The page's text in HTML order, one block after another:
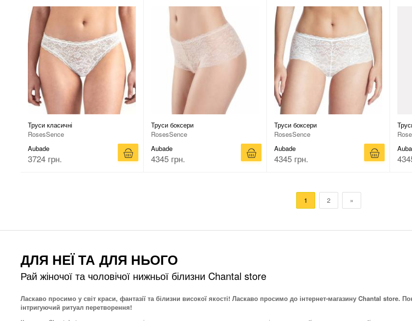
Труси класичні
RosesSence
Aubade
3724 грн.
Труси боксери
RosesSence
Aubade
4345 грн.
Труси боксери
RosesSence
Aubade
4345 грн.
1 2 »
ДЛЯ НЕЇ ТА ДЛЯ НЬОГО
Рай жіночої та чоловічої нижньої білизни Chantal store
Ласкаво просимо у світ краси, фантазії та білизни високої якості! Ласкаво просимо до інтернет-магазину Chantal store.
інтригуючий ритуал перетворення!